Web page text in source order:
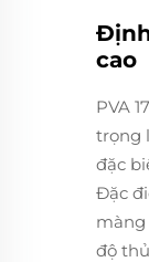
cao
PVA
trọng
đặc
Đặc
màng
độ